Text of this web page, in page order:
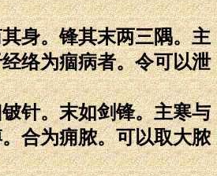
身。锋其末两三隅。主
络为痼病者。令可以泄
针。末如剑锋。主寒与
合为痈脓。可以取大脓